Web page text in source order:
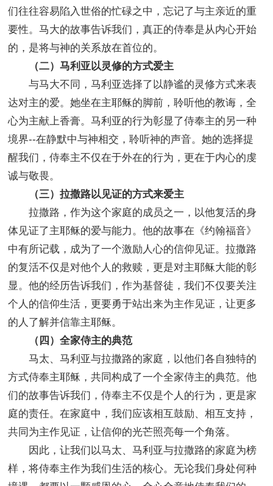
们往往容易陷入世俗的忙碌之中，忘记了与主亲近的重
要性。马大的故事告诉我们，真正的侍奉是从内心开始
的，是将与神的关系放在首位的。
（二）马利亚以灵修的方式爱主
与马大不同，马利亚选择了以静谧的灵修方式来表
达对主的爱。她坐在主耶稣的脚前，聆听他的教诲，全
心为主献上香膏。马利亚的行为彰显了侍奉主的另一种
境界--在静默中与神相交，聆听神的声音。她的选择提
醒我们，侍奉主不仅在于外在的行为，更在于内心的虔
诚与敬畏。
（三）拉撒路以见证的方式来爱主
拉撒路，作为这个家庭的成员之一，以他复活的身
体见证了主耶稣的爱与能力。他的故事在《约翰福音》
中有所记载，成为了一个激励人心的信仰见证。拉撒路
的复活不仅是对他个人的救赎，更是对主耶稣大能的彰
显。他的经历告诉我们，作为基督徒，我们不仅要关注
个人的信仰生活，更要勇于站出来为主作见证，让更多
的人了解并信靠主耶稣。
（四）全家侍主的典范
马太、马利亚与拉撒路的家庭，以他们各自独特的
方式侍奉主耶稣，共同构成了一个全家侍主的典范。他
们的故事告诉我们，侍奉主不仅是个人的行为，更是家
庭的责任。在家庭中，我们应该相互鼓励、相互支持，
共同为主作见证，让信仰的光芒照亮每一个角落。
因此，让我们以马太、马利亚与拉撒路的家庭为榜
样，将侍奉主作为我们生活的核心。无论我们身处何种